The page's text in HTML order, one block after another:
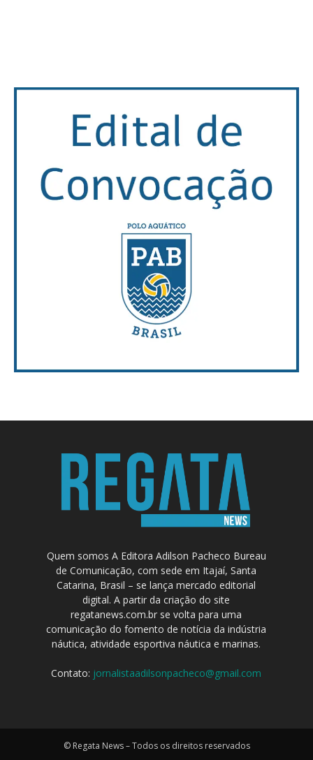
Quem somos A Editora Adilson Pacheco Bureau
de Comunicação, com sede em Itajaí, Santa
Catarina, Brasil – se lança mercado editorial
digital. A partir da criação do site
regatanews.com.br se volta para uma
comunicação do fomento de notícia da indústria
náutica, atividade esportiva náutica e marinas.
Contato: jornalistaadilsonpacheco@gmail.com
© Regata News – Todos os direitos reservados